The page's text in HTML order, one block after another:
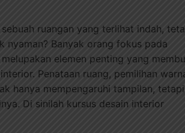
ruangan yang terlihat indah,
nyaman? Banyak orang fokus pada
elemen penting yang
Penataan ruang, pemilihan
hanya mempengaruhi tampilan, tetapi
Di sinilah kursus desain interior